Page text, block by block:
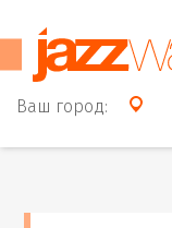
Ваш город: